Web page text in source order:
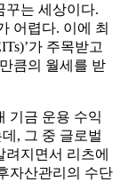
꾸는 세상이다.
어렵다. 이에 최
가 주목받고
큼의 월세를 받
기금 운용 수익
, 그 중 글로벌
지면서 리츠에
자산관리의 수단